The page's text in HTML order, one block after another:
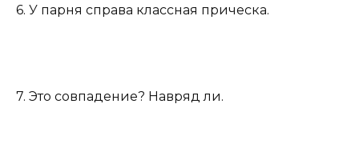
6. У парня справа классная прическа.
7. Это совпадение? Навряд ли.